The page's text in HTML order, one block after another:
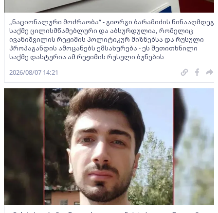
„ნაციონალური მოძრაობა” - გიორგი ბარამიძის წინააღმდეგ
საქმე ცილისმწამებლური და აბსურდულია, რომელიც
ივანიშვილის რეჟიმის პოლიტიკურ მიზნებსა და რუსული
პროპაგანდის ამოცანებს ემსახურება - ეს შეთითხნილი
საქმე დასტურია ამ რეჟიმის რუსული ბუნების
2026/08/07 14:21